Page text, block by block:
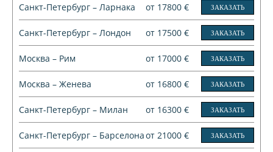
Санкт-Петербург – Ларнака от 17800 € ЗАКАЗАТЬ
Санкт-Петербург – Лондон от 17500 € ЗАКАЗАТЬ
Москва – Рим от 17000 € ЗАКАЗАТЬ
Москва – Женева от 16800 € ЗАКАЗАТЬ
Санкт-Петербург – Милан от 16300 € ЗАКАЗАТЬ
Санкт-Петербург – Барселонаот 21000 € ЗАКАЗАТЬ